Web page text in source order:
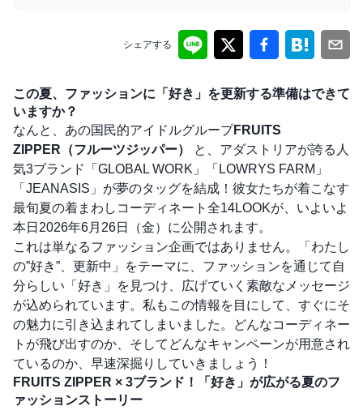
シェアする
この夏、ファッションに「好き」を更新する準備はできて
いますか？
なんと、あの国民的アイドルグループFRUITS
ZIPPER（フルーツジッパー）
と、アダストリアが誇る人
気3ブランド「GLOBAL WORK」「LOWRYS FARM」
「JEANASIS」が夢のタッグを結成！彼女たちが着こなす
最旬夏の着まわしコーディネート全14LOOKが、いよいよ
本日2026年6月26日（金）に公開されます。
これは単なるファッション企画ではありません。「わたし
の”好き”、更新中」をテーマに、ファッションを通じて自
分らしい「好き」を見つけ、広げていく素敵なメッセージ
が込められています。私もこの情報を目にして、すぐにそ
の魅力に引き込まれてしまいました。どんなコーディネー
トが飛び出すのか、そしてどんなキャンペーンが用意され
ているのか、早速深掘りしていきましょう！
FRUITS ZIPPER × 3ブランド！「好き」が広がる夏のフ
ァッションストーリー